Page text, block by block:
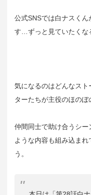
公式SNSでは白ナスく
す…ずっと見ていたくな
気になるのはどんなス
ターたちが主役のほのぼ
仲間同士で助け合うシ
ような内容も組み込ま
う。